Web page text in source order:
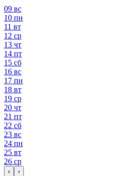
09 вс
10 пн
11 вт
12 ср
13 чт
14 пт
15 сб
16 вс
17 пн
18 вт
19 ср
20 чт
21 пт
22 сб
23 вс
24 пн
25 вт
26 ср
‹ ›